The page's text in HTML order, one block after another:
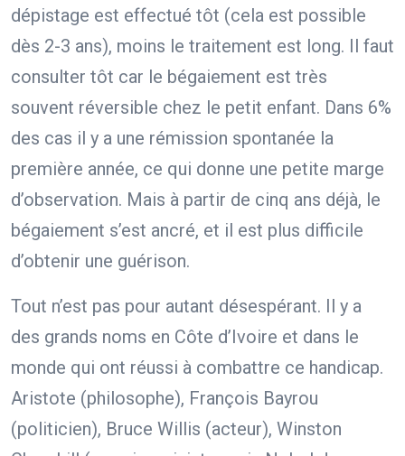
dépistage est effectué tôt (cela est possible
dès 2-3 ans), moins le traitement est long. Il faut
consulter tôt car le bégaiement est très
souvent réversible chez le petit enfant. Dans 6%
des cas il y a une rémission spontanée la
première année, ce qui donne une petite marge
d’observation. Mais à partir de cinq ans déjà, le
bégaiement s’est ancré, et il est plus difficile
d’obtenir une guérison.
Tout n’est pas pour autant désespérant. Il y a
des grands noms en Côte d’Ivoire et dans le
monde qui ont réussi à combattre ce handicap.
Aristote (philosophe), François Bayrou
(politicien), Bruce Willis (acteur), Winston